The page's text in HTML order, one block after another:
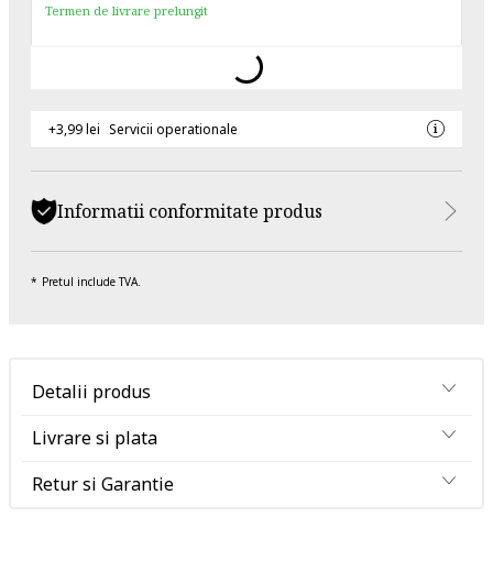
Termen de livrare prelungit
+3,99 lei Servicii operationale
Informatii conformitate produs
Pretul include TVA.
Detalii produs
Livrare si plata
Retur si Garantie